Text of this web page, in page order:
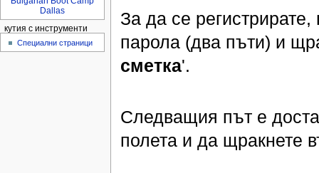
За да се
парола (два пъти) и
сметка'.
Следващия път е
полета и да щракнете
Dallas
кутия с инструменти
Специални страници